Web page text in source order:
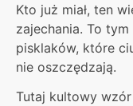
Kto już miał, ten
zajechania. To
pisklaków, które
nie oszczędzają.
Tutaj kultowy